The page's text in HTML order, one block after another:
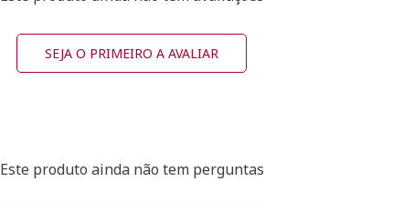
SEJA O PRIMEIRO A AVALIAR
Este produto ainda não tem perguntas